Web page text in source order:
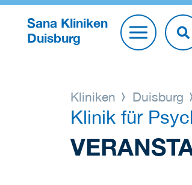
Sana Kliniken
Duisburg
Kliniken Duisburg
Klinik für